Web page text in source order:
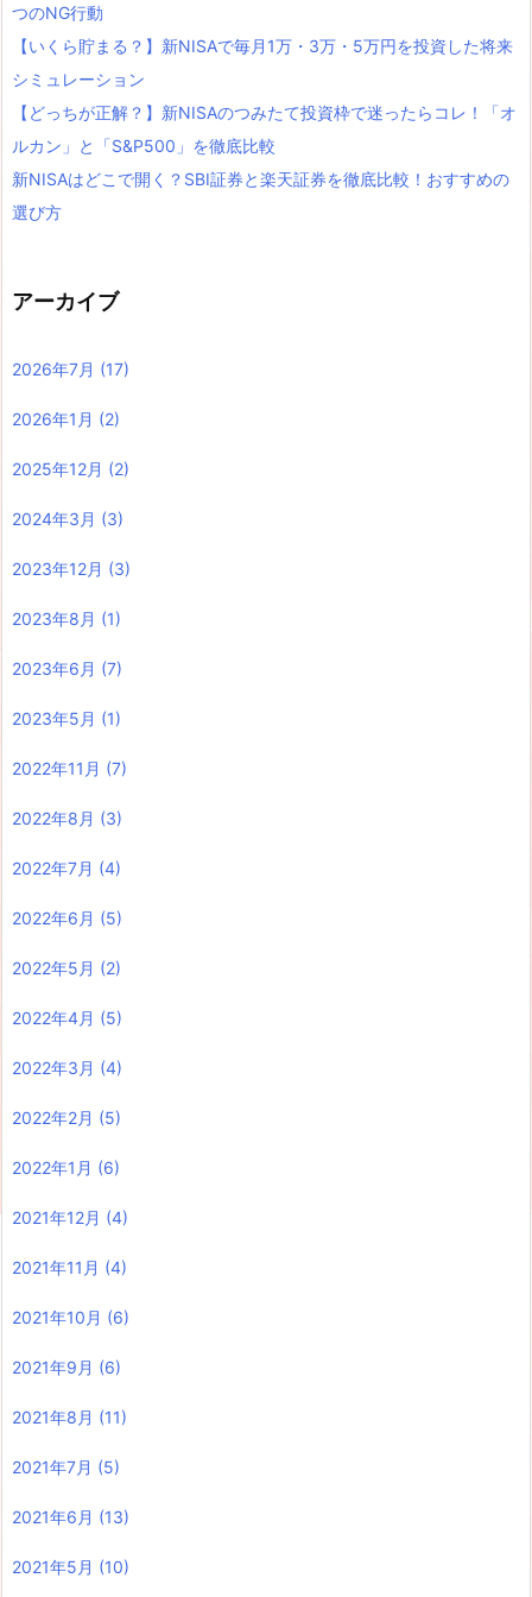
つのNG行動
【いくら貯まる？】新NISAで毎月1万・3万・5万円を投資した将来
シミュレーション
【どっちが正解？】新NISAのつみたて投資枠で迷ったらコレ！「オ
ルカン」と「S&P500」を徹底比較
新NISAはどこで開く？SBI証券と楽天証券を徹底比較！おすすめの
選び方
アーカイブ
2026年7月 (17)
2026年1月 (2)
2025年12月 (2)
2024年3月 (3)
2023年12月 (3)
2023年8月 (1)
2023年6月 (7)
2023年5月 (1)
2022年11月 (7)
2022年8月 (3)
2022年7月 (4)
2022年6月 (5)
2022年5月 (2)
2022年4月 (5)
2022年3月 (4)
2022年2月 (5)
2022年1月 (6)
2021年12月 (4)
2021年11月 (4)
2021年10月 (6)
2021年9月 (6)
2021年8月 (11)
2021年7月 (5)
2021年6月 (13)
2021年5月 (10)